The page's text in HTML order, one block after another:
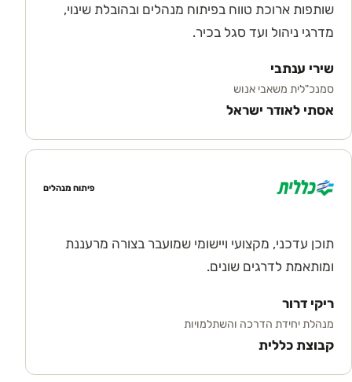
שותפות ארוכת טווח בפיתוח מנהלים ובהובלת שינוי,
מדרגי ניהול ועד סגל בכיר.
שירי ענתבי
סמנכ"לית משאבי אנוש
אסתי לאודר ישראל
פיתוח מנהלים
תוכן עדכני, מקצועי ויישומי שמועבר בצורה מרעננת
ומותאמת לדרגים שונים.
ריקי דרור
מנהלת יחידת הדרכה והשתלמויות
קבוצת כללית